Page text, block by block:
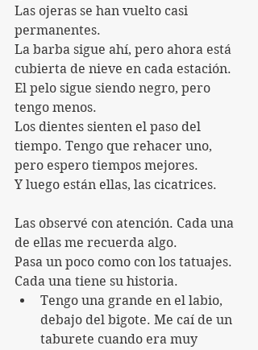
Las ojeras se han vuelto casi
permanentes.
La barba sigue ahí, pero ahora está
cubierta de nieve en cada estación.
El pelo sigue siendo negro, pero
tengo menos.
Los dientes sienten el paso del
tiempo. Tengo que rehacer uno,
pero espero tiempos mejores.
Y luego están ellas, las cicatrices.
Las observé con atención. Cada una
de ellas me recuerda algo.
Pasa un poco como con los tatuajes.
Cada una tiene su historia.
Tengo una grande en el labio,
debajo del bigote. Me caí de un
taburete cuando era muy